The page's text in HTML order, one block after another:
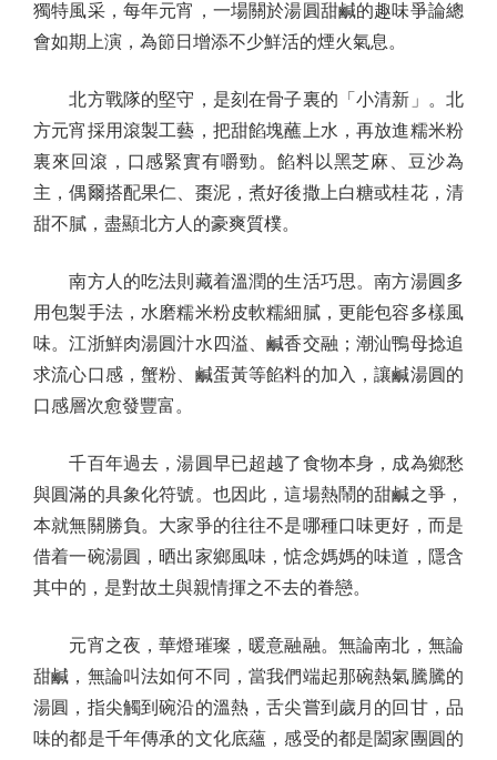
獨特風采，每年元宵，一場關於湯圓甜鹹的趣味爭論總
會如期上演，為節日增添不少鮮活的煙火氣息。
北方戰隊的堅守，是刻在骨子裏的「小清新」。北
方元宵採用滾製工藝，把甜餡塊蘸上水，再放進糯米粉
裏來回滾，口感緊實有嚼勁。餡料以黑芝麻、豆沙為
主，偶爾搭配果仁、棗泥，煮好後撒上白糖或桂花，清
甜不膩，盡顯北方人的豪爽質樸。
南方人的吃法則藏着溫潤的生活巧思。南方湯圓多
用包製手法，水磨糯米粉皮軟糯細膩，更能包容多樣風
味。江浙鮮肉湯圓汁水四溢、鹹香交融；潮汕鴨母捻追
求流心口感，蟹粉、鹹蛋黃等餡料的加入，讓鹹湯圓的
口感層次愈發豐富。
千百年過去，湯圓早已超越了食物本身，成為鄉愁
與圓滿的具象化符號。也因此，這場熱鬧的甜鹹之爭，
本就無關勝負。大家爭的往往不是哪種口味更好，而是
借着一碗湯圓，晒出家鄉風味，惦念媽媽的味道，隱含
其中的，是對故土與親情揮之不去的眷戀。
元宵之夜，華燈璀璨，暖意融融。無論南北，無論
甜鹹，無論叫法如何不同，當我們端起那碗熱氣騰騰的
湯圓，指尖觸到碗沿的溫熱，舌尖嘗到歲月的回甘，品
味的都是千年傳承的文化底蘊，感受的都是闔家團圓的